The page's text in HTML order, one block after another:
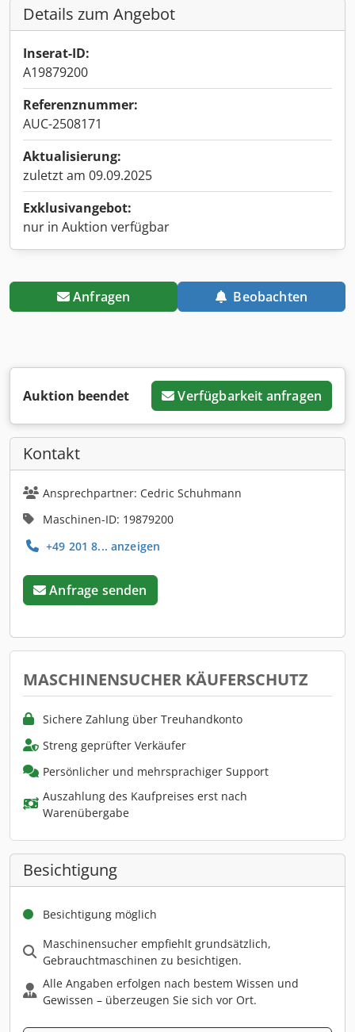
Details zum Angebot
Inserat-ID:
A19879200
Referenznummer:
AUC-2508171
Aktualisierung:
zuletzt am 09.09.2025
Exklusivangebot:
nur in Auktion verfügbar
Anfragen Beobachten
Auktion beendet Verfügbarkeit anfragen
Kontakt
Ansprechpartner: Cedric Schuhmann
Maschinen-ID: 19879200
+49 201 8... anzeigen
Anfrage senden
MASCHINENSUCHER KÄUFERSCHUTZ
Sichere Zahlung über Treuhandkonto
Streng geprüfter Verkäufer
Persönlicher und mehrsprachiger Support
Auszahlung des Kaufpreises erst nach
Warenübergabe
Besichtigung
Besichtigung möglich
Maschinensucher empfiehlt grundsätzlich,
Gebrauchtmaschinen zu besichtigen.
Alle Angaben erfolgen nach bestem Wissen und
Gewissen – überzeugen Sie sich vor Ort.